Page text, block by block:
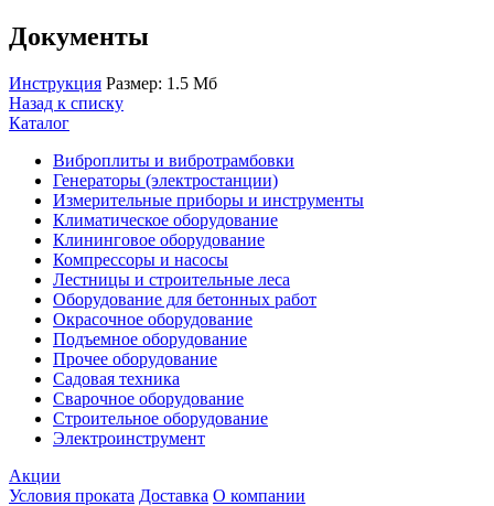
Документы
Инструкция Размер: 1.5 Мб
Назад к списку
Каталог
Виброплиты и вибротрамбовки
Генераторы (электростанции)
Измерительные приборы и инструменты
Климатическое оборудование
Клининговое оборудование
Компрессоры и насосы
Лестницы и строительные леса
Оборудование для бетонных работ
Окрасочное оборудование
Подъемное оборудование
Прочее оборудование
Садовая техника
Сварочное оборудование
Строительное оборудование
Электроинструмент
Акции
Условия проката Доставка О компании